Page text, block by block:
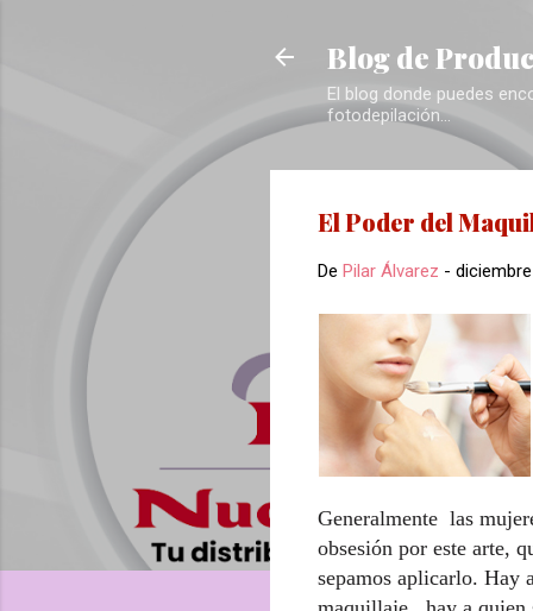
Blog de
El blog donde puedes
fotodepilación...
El Poder del
De Pilar Álvarez -
Generalmente las
obsesión por este arte,
sepamos aplicarlo. Hay